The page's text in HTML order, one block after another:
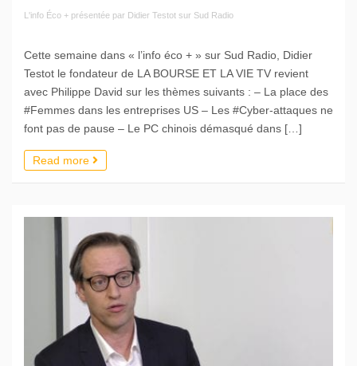
L'info Éco + présentée par Didier Testot sur Sud Radio
Cette semaine dans « l’info éco + » sur Sud Radio, Didier
Testot le fondateur de LA BOURSE ET LA VIE TV revient
avec Philippe David sur les thèmes suivants : – La place des
#Femmes dans les entreprises US – Les #Cyber-attaques ne
font pas de pause – Le PC chinois démasqué dans […]
Read more